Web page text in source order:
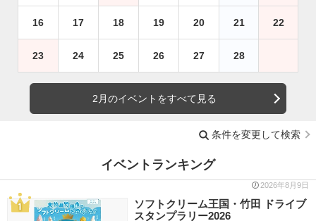
16 17 18 19 20 21 22
23 24 25 26 27 28
2月のイベントをすべて見る
条件を変更して検索
イベントランキング
2026年8月9日
ソフトクリーム王国・竹田 ドライブ
スタンプラリー2026